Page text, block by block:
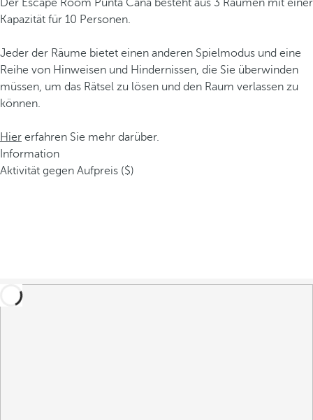
Der Escape Room Punta Cana besteht aus 3 Räumen mit einer
Kapazität für 10 Personen.
Jeder der Räume bietet einen anderen Spielmodus und eine
Reihe von Hinweisen und Hindernissen, die Sie überwinden
müssen, um das Rätsel zu lösen und den Raum verlassen zu
können.
Hier erfahren Sie mehr darüber.
Information
Aktivität gegen Aufpreis ($)